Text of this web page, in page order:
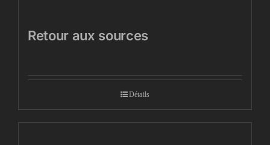
Retour aux sources
Détails